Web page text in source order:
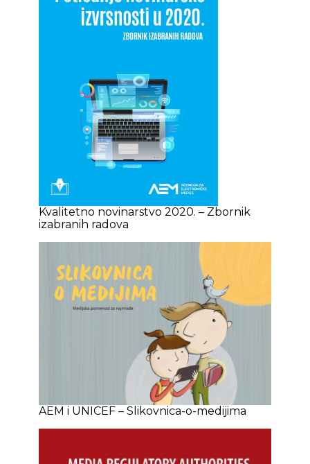
Kvalitetno novinarstvo 2020. – Zbornik
izabranih radova
AEM i UNICEF – Slikovnica-o-medijima